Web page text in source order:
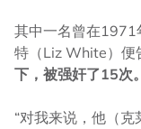
其中一名曾在1971
特（Liz White）便
下，被强奸了15次。
“对我来说，他（